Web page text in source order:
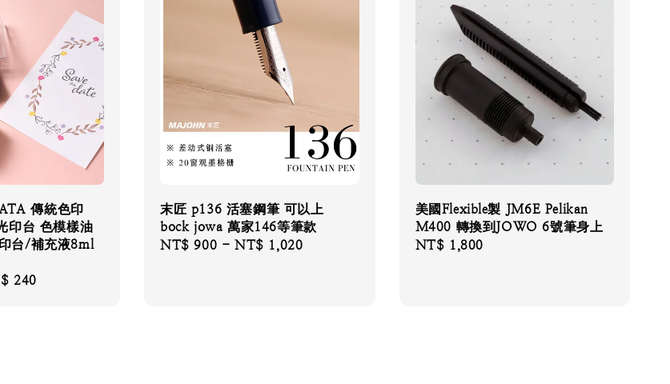
傳統色印
印台 色模樣油
台/補充液8ml
240
末匠 p136 活塞鋼筆 可以上
bock jowa 萬家146等筆款
Regular
NT$ 900 -NT$ 1,020
美國Flexible製 JM6E Pelikan
M400 轉換到JOWO 6號筆身上
Regular
NT$ 1,800